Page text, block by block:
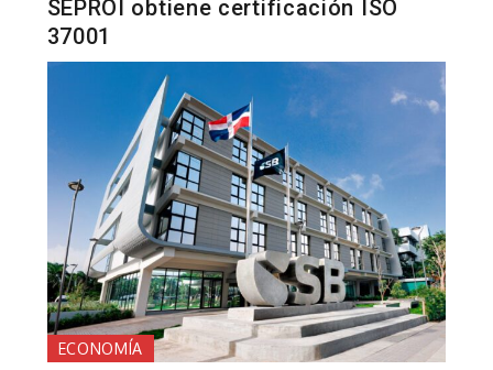
SEPROI obtiene certificación ISO
37001
ECONOMÍA